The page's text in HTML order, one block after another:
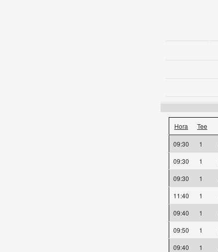
Hora Tee
09:30 1
09:30
1
09:30
1
11:40
1
09:40
1
09:50
1
09:40
1